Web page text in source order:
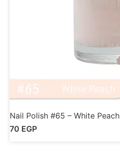
Nail Polish #65 – White Peach
70 EGP